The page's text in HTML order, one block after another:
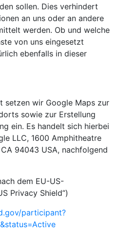
sollen. Dies verhindert
an uns oder an andere
werden. Ob und welche
von uns eingesetzt
ebenfalls in dieser
setzen wir Google Maps zur
sowie zur Erstellung
ein. Es handelt sich hierbei
LLC, 1600 Amphitheatre
94043 USA, nachfolgend
dem EU-US-
Privacy Shield“)
participant?